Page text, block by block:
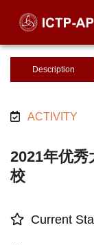
Description
ACTIVITY
2021年优秀
校
Current